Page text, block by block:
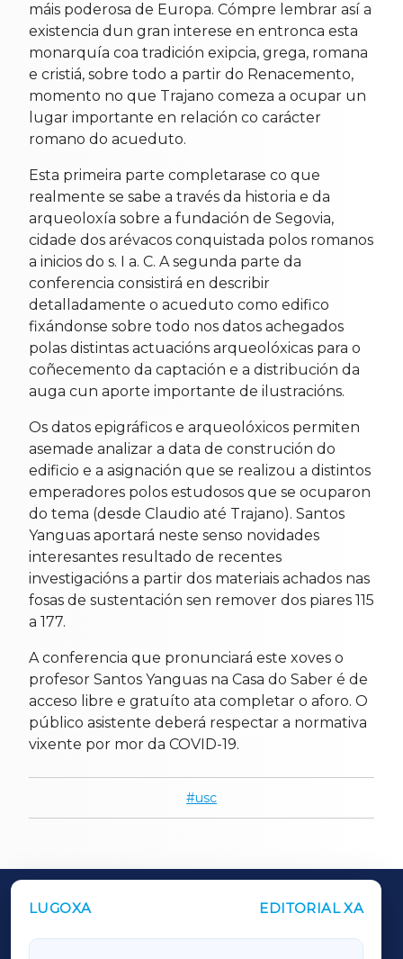
máis poderosa de Europa. Cómpre lembrar así a
existencia dun gran interese en entronca esta
monarquía coa tradición exipcia, grega, romana
e cristiá, sobre todo a partir do Renacemento,
momento no que Trajano comeza a ocupar un
lugar importante en relación co carácter
romano do acueduto.
Esta primeira parte completarase co que
realmente se sabe a través da historia e da
arqueoloxía sobre a fundación de Segovia,
cidade dos arévacos conquistada polos romanos
a inicios do s. I a. C. A segunda parte da
conferencia consistirá en describir
detalladamente o acueduto como edifico
fixándonse sobre todo nos datos achegados
polas distintas actuacións arqueolóxicas para o
coñecemento da captación e a distribución da
auga cun aporte importante de ilustracións.
Os datos epigráficos e arqueolóxicos permiten
asemade analizar a data de construción do
edificio e a asignación que se realizou a distintos
emperadores polos estudosos que se ocuparon
do tema (desde Claudio até Trajano). Santos
Yanguas aportará neste senso novidades
interesantes resultado de recentes
investigacións a partir dos materiais achados nas
fosas de sustentación sen remover dos piares 115
a 177.
A conferencia que pronunciará este xoves o
profesor Santos Yanguas na Casa do Saber é de
acceso libre e gratuíto ata completar o aforo. O
público asistente deberá respectar a normativa
vixente por mor da COVID-19.
usc
LUGOXA EDITORIAL XA
OUTROS PERIÓDICOS